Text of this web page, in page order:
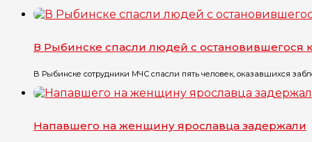
В Рыбинске спасли людей с остановившегося
В Рыбинске сотрудники МЧС спасли пять человек, оказавшихся
Напавшего на женщину ярославца задержали